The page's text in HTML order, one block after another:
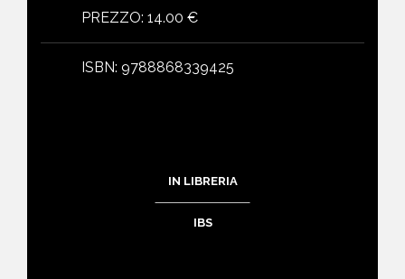
PREZZO: 14.00 €
ISBN: 9788868339425
IN LIBRERIA
IBS